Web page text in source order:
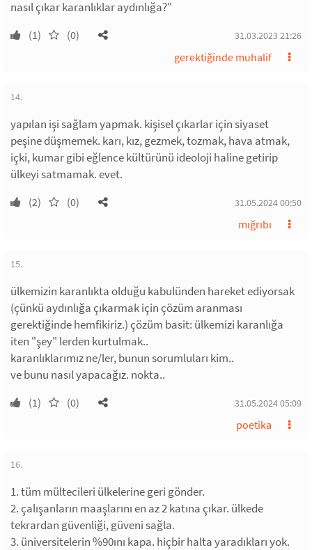
nasıl çıkar karanlıklar aydınlığa?"
(1) (0) 31.03.2023 21:26
gerektiğinde muhalif
14.
yapılan işi sağlam yapmak. kişisel çıkarlar için siyaset
peşine düşmemek. karı, kız, gezmek, tozmak, hava atmak,
içki, kumar gibi eğlence kültürünü ideoloji haline getirip
ülkeyi satmamak. evet.
(2) (0) 31.05.2024 00:50
mığrıbı
15.
ülkemizin karanlıkta olduğu kabulünden hareket ediyorsak
(çünkü aydınlığa çıkarmak için çözüm aranması
gerektiğinde hemfikiriz.) çözüm basit: ülkemizi karanlığa
iten "şey" lerden kurtulmak..
karanlıklarımız ne/ler, bunun sorumluları kim..
ve bunu nasıl yapacağız. nokta..
(1) (0) 31.05.2024 05:09
poetika
16.
1. tüm mültecileri ülkelerine geri gönder.
2. çalışanların maaşlarını en az 2 katına çıkar. ülkede
tekrardan güvenliği, güveni sağla.
3. üniversitelerin %90ını kapa. hiçbir halta yaradıkları yok.